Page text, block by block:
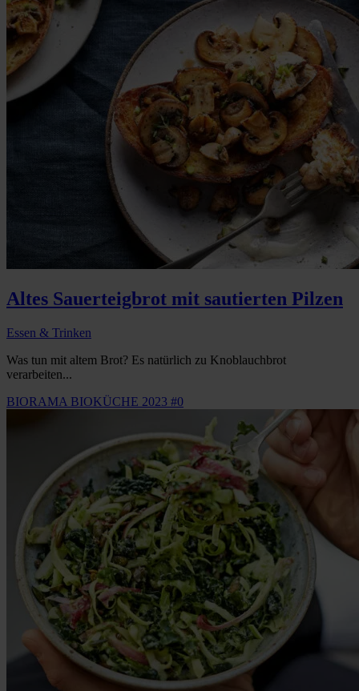
Altes Sauerteigbrot mit sautierten Pilzen
Essen & Trinken
Was tun mit altem Brot? Es natürlich zu Knoblauchbrot
verarbeiten...
BIORAMA BIOKÜCHE 2023 #0